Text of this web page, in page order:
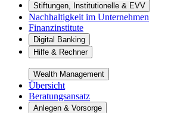
Stiftungen, Institutionelle & EVV
Nachhaltigkeit im Unternehmen
Finanzinstitute
Digital Banking
Hilfe & Rechner
Wealth Management
Übersicht
Beratungsansatz
Anlegen & Vorsorge